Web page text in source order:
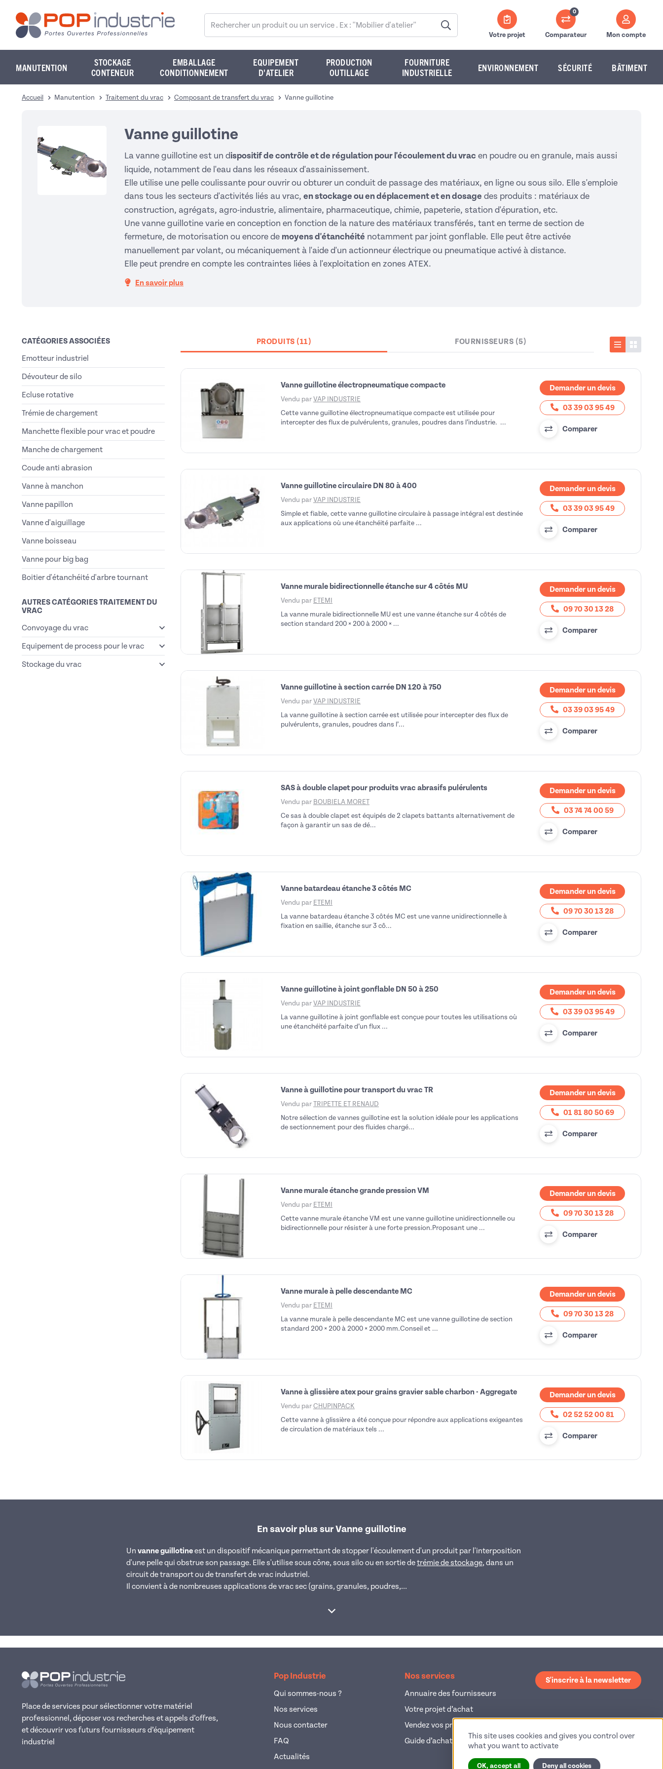
Votre projet
0
Comparateur Mon compte
MANUTENTION
STOCKAGE
CONTENEUR
EMBALLAGE
CONDITIONNEMENT
EQUIPEMENT
D'ATELIER
PRODUCTION
OUTILLAGE
FOURNITURE
INDUSTRIELLE
ENVIRONNEMENT SÉCURITÉ BÂTIMENT
Accueil Manutention Traitement du vrac Composant de transfert du vrac Vanne guillotine
Vanne guillotine
La vanne guillotine est un dispositif de contrôle et de régulation pour l'écoulement du vrac en poudre ou en granule, mais aussi
liquide, notamment de l'eau dans les réseaux d'assainissement.
Elle utilise une pelle coulissante pour ouvrir ou obturer un conduit de passage des matériaux, en ligne ou sous silo. Elle s'emploie
dans tous les secteurs d'activités liés au vrac, en stockage ou en déplacement et en dosage des produits : matériaux de
construction, agrégats, agro-industrie, alimentaire, pharmaceutique, chimie, papeterie, station d'épuration, etc.
Une vanne guillotine varie en conception en fonction de la nature des matériaux transférés, tant en terme de section de
fermeture, de motorisation ou encore de moyens d'étanchéité notamment par joint gonflable. Elle peut être activée
manuellement par volant, ou mécaniquement à l'aide d'un actionneur électrique ou pneumatique activé à distance.
Elle peut prendre en compte les contraintes liées à l'exploitation en zones ATEX.
En savoir plus
CATÉGORIES ASSOCIÉES
Emotteur industriel
Dévouteur de silo
Ecluse rotative
Trémie de chargement
Manchette flexible pour vrac et poudre
Manche de chargement
Coude anti abrasion
Vanne à manchon
Vanne papillon
Vanne d'aiguillage
Vanne boisseau
Vanne pour big bag
Boitier d'étanchéité d'arbre tournant
AUTRES CATÉGORIES TRAITEMENT DU
VRAC
Convoyage du vrac
Equipement de process pour le vrac
Stockage du vrac
PRODUITS (11)
FOURNISSEURS (5)
Liste
Vanne guillotine électropneumatique compacte
Vendu par VAP INDUSTRIE
Cette vanne guillotine électropneumatique compacte est utilisée pour
intercepter des flux de pulvérulents, granules, poudres dans l’industrie. ...
Demander un devis
03 39 03 95 49
Comparer
Vanne guillotine circulaire DN 80 à 400
Vendu par VAP INDUSTRIE
Simple et fiable, cette vanne guillotine circulaire à passage intégral est destinée
aux applications où une étanchéité parfaite ...
Demander un devis
03 39 03 95 49
Comparer
Vanne murale bidirectionnelle étanche sur 4 côtés MU
Vendu par ETEMI
La vanne murale bidirectionnelle MU est une vanne étanche sur 4 côtés de
section standard 200 × 200 à 2000 × ...
Demander un devis
09 70 30 13 28
Comparer
Vanne guillotine à section carrée DN 120 à 750
Vendu par VAP INDUSTRIE
La vanne guillotine à section carrée est utilisée pour intercepter des flux de
pulvérulents, granules, poudres dans l’...
Demander un devis
03 39 03 95 49
Comparer
SAS à double clapet pour produits vrac abrasifs pulérulents
Vendu par BOUBIELA MORET
Ce sas à double clapet est équipés de 2 clapets battants alternativement de
façon à garantir un sas de dé...
Demander un devis
03 74 74 00 59
Comparer
Vanne batardeau étanche 3 côtés MC
Vendu par ETEMI
La vanne batardeau étanche 3 côtés MC est une vanne unidirectionnelle à
fixation en saillie, étanche sur 3 cô...
Demander un devis
09 70 30 13 28
Comparer
Vanne guillotine à joint gonflable DN 50 à 250
Vendu par VAP INDUSTRIE
La vanne guillotine à joint gonflable est conçue pour toutes les utilisations où
une étanchéité parfaite d’un flux ...
Demander un devis
03 39 03 95 49
Comparer
Vanne à guillotine pour transport du vrac TR
Vendu par TRIPETTE ET RENAUD
Notre sélection de vannes guillotine est la solution idéale pour les applications
de sectionnement pour des fluides chargé...
Demander un devis
01 81 80 50 69
Comparer
Vanne murale étanche grande pression VM
Vendu par ETEMI
Cette vanne murale étanche VM est une vanne guillotine unidirectionnelle ou
bidirectionnelle pour résister à une forte pression.Proposant une ...
Demander un devis
09 70 30 13 28
Comparer
Vanne murale à pelle descendante MC
Vendu par ETEMI
La vanne murale à pelle descendante MC est une vanne guillotine de section
standard 200 × 200 à 2000 × 2000 mm.Conseil et ...
Demander un devis
09 70 30 13 28
Comparer
Vanne à glissière atex pour grains gravier sable charbon - Aggregate
Vendu par CHUPINPACK
Cette vanne à glissière a été conçue pour répondre aux applications exigeantes
de circulation de matériaux tels ...
Demander un devis
02 52 52 00 81
Comparer
En savoir plus sur Vanne guillotine
Un vanne guillotineest un dispositif mécanique permettant de stopper l'écoulement d'un produit par l'interposition
d'une pelle qui obstrue son passage. Elle s'utilise sous cône, sous silo ou en sortie detrémie de stockage, dans un
circuit de transport ou de transfert de vrac industriel.
Il convient à de nombreuses applications de vrac sec (grains, granules, poudres,...
Afficher la suite
Place de services pour sélectionner votre matériel
professionnel, déposer vos recherches et appels d’offres,
et découvrir vos futurs fournisseurs d’équipement
industriel
Pop Industrie
Qui sommes-nous ?
Nos services
Nous contacter
FAQ
Actualités
Nos services
Annuaire des fournisseurs
Votre projet d’achat
Vendez vos produits
Guide d’achat
S'inscrire à la newsletter
This site uses cookies and gives you control over
what you want to activate
OK, accept all Deny all cookies